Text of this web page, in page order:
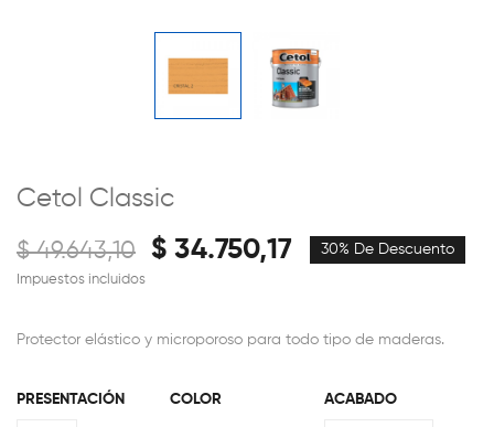
Cetol Classic
$ 49.643,10 $ 34.750,17 30% De Descuento
Impuestos incluidos
Protector elástico y microporoso para todo tipo de maderas.
PRESENTACIÓN COLOR ACABADO